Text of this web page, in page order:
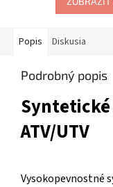
Popis Diskusia
Podrobný popis
ATV/UTV
Vysokopevnostné